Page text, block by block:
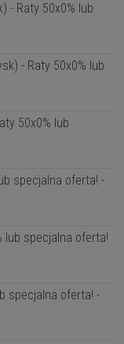
- Raty 50x0% lub
- Raty 50x0% lub
50x0% lub
specjalna oferta! -
lub specjalna oferta!
specjalna oferta! -